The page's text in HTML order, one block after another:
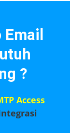
?
Access